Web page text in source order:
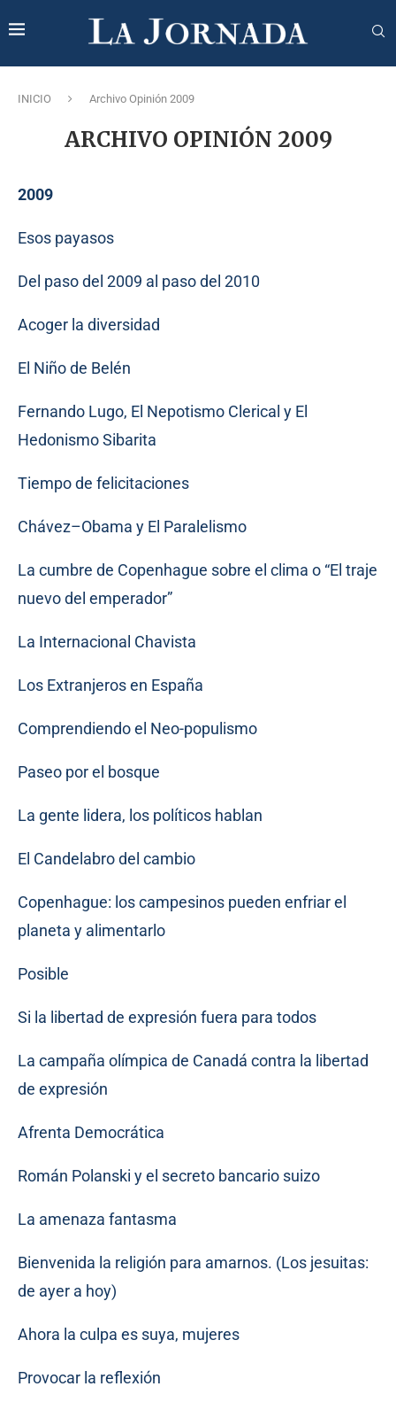
INICIO Archivo Opinión 2009
ARCHIVO OPINIÓN 2009
2009
Esos payasos
Del paso del 2009 al paso del 2010
Acoger la diversidad
El Niño de Belén
Fernando Lugo, El Nepotismo Clerical y El
Hedonismo Sibarita
Tiempo de felicitaciones
Chávez–Obama y El Paralelismo
La cumbre de Copenhague sobre el clima o “El traje
nuevo del emperador”
La Internacional Chavista
Los Extranjeros en España
Comprendiendo el Neo-populismo
Paseo por el bosque
La gente lidera, los políticos hablan
El Candelabro del cambio
Copenhague: los campesinos pueden enfriar el
planeta y alimentarlo
Posible
Si la libertad de expresión fuera para todos
La campaña olímpica de Canadá contra la libertad
de expresión
Afrenta Democrática
Román Polanski y el secreto bancario suizo
La amenaza fantasma
Bienvenida la religión para amarnos. (Los jesuitas:
de ayer a hoy)
Ahora la culpa es suya, mujeres
Provocar la reflexión